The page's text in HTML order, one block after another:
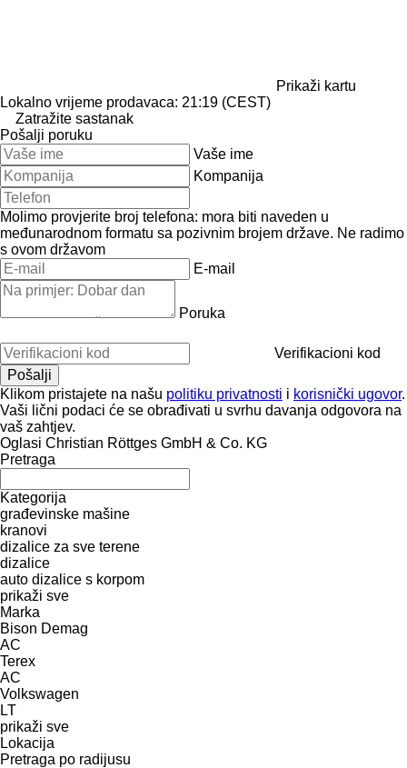
Prikaži kartu
Lokalno vrijeme prodavaca: 21:19 (CEST)
Zatražite sastanak
Pošalji poruku
Vaše ime
Kompanija
Molimo provjerite broj telefona: mora biti naveden u
međunarodnom formatu sa pozivnim brojem države. Ne radimo
s ovom državom
E-mail
Poruka
Verifikacioni kod
Klikom pristajete na našu politiku privatnosti i korisnički ugovor.
Vaši lični podaci će se obrađivati ​​u svrhu davanja odgovora na
vaš zahtjev.
Oglasi Christian Röttges GmbH & Co. KG
Pretraga
Kategorija
građevinske mašine
kranovi
dizalice za sve terene
dizalice
auto dizalice s korpom
prikaži sve
Marka
Bison Demag
AC
Terex
AC
Volkswagen
LT
prikaži sve
Lokacija
Pretraga po radijusu